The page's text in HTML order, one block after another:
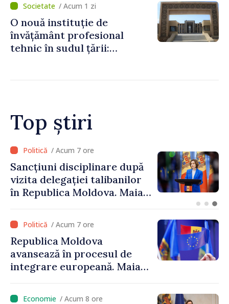
de lei
/ Acum 1 zi
O nouă instituție de
învățământ profesional
tehnic în sudul țării:
Top știri
/ Acum 5 ore
Adunarea Populară a
Găgăuziei trebuie să aibă un
mandat deplin. Președinta
libere și corecte””
/ Acum 7 ore
Republica Moldova
avansează în procesul de
integrare europeană. Maia
niciun stat”
/ Acum 8 ore